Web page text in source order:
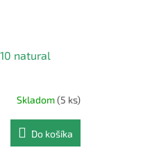
natural
Skladom(5 ks)
Do košíka